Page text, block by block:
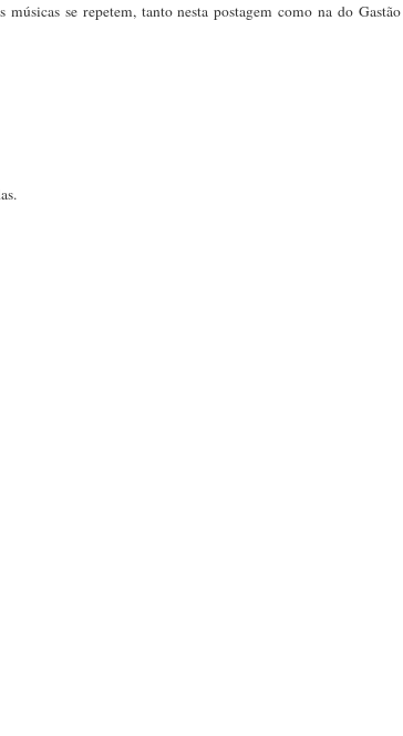
se repetem, tanto nesta postagem como na do Gastão